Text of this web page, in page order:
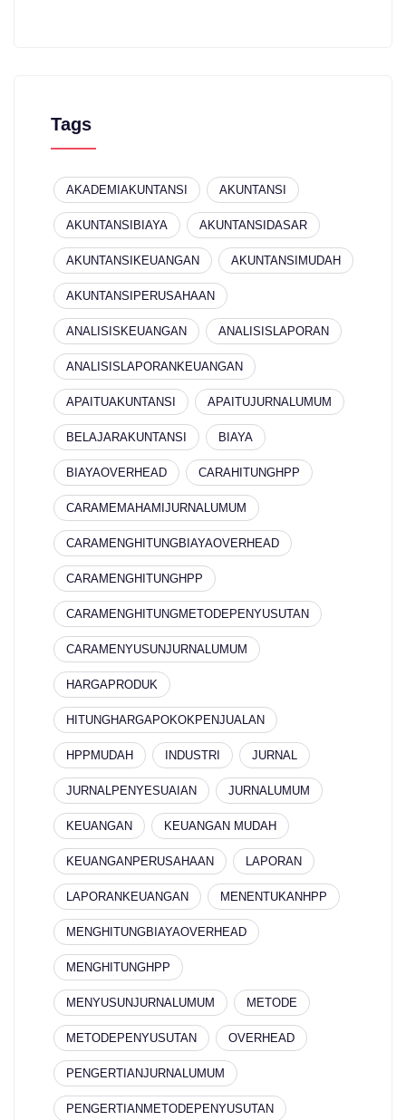
Tags
AKADEMIAKUNTANSI AKUNTANSI
AKUNTANSIBIAYA AKUNTANSIDASAR
AKUNTANSIKEUANGAN AKUNTANSIMUDAH
AKUNTANSIPERUSAHAAN
ANALISISKEUANGAN ANALISISLAPORAN
ANALISISLAPORANKEUANGAN
APAITUAKUNTANSI APAITUJURNALUMUM
BELAJARAKUNTANSI BIAYA
BIAYAOVERHEAD CARAHITUNGHPP
CARAMEMAHAMIJURNALUMUM
CARAMENGHITUNGBIAYAOVERHEAD
CARAMENGHITUNGHPP
CARAMENGHITUNGMETODEPENYUSUTAN
CARAMENYUSUNJURNALUMUM
HARGAPRODUK
HITUNGHARGAPOKOKPENJUALAN
HPPMUDAH INDUSTRI JURNAL
JURNALPENYESUAIAN JURNALUMUM
KEUANGAN KEUANGAN MUDAH
KEUANGANPERUSAHAAN LAPORAN
LAPORANKEUANGAN MENENTUKANHPP
MENGHITUNGBIAYAOVERHEAD
MENGHITUNGHPP
MENYUSUNJURNALUMUM METODE
METODEPENYUSUTAN OVERHEAD
PENGERTIANJURNALUMUM
PENGERTIANMETODEPENYUSUTAN